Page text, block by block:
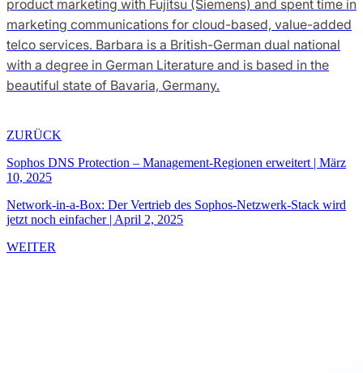
product marketing with Fujitsu (Siemens) and spent time in
marketing communications for cloud-based, value-added
telco services. Barbara is a British-German dual national
with a degree in German Literature and is based in the
beautiful state of Bavaria, Germany.
ZURÜCK
Sophos DNS Protection – Management-Regionen erweitert | März
10, 2025
Network-in-a-Box: Der Vertrieb des Sophos-Netzwerk-Stack wird
jetzt noch einfacher| April 2, 2025
WEITER